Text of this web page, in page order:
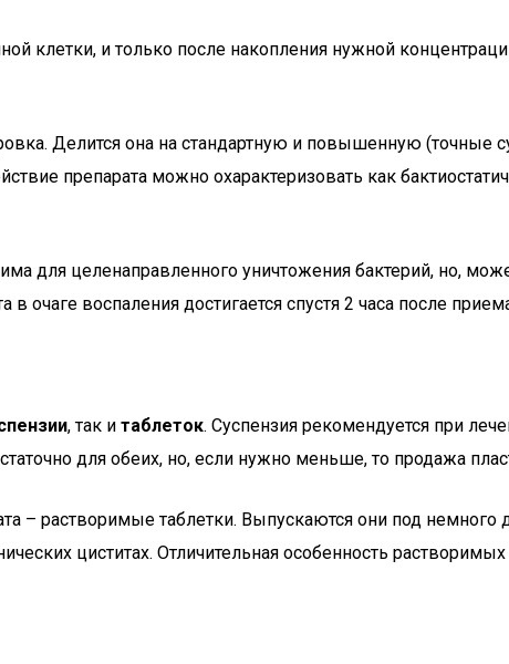
клетки, и только после накопления нужной
Делится она на стандартную и повышенную (точные
препарата можно охарактеризовать как
для целенаправленного уничтожения бактерий, но,
очаге воспаления достигается спустя 2 часа после
, так и таблеток. Суспензия рекомендуется при
для обеих, но, если нужно меньше, то продажа
– растворимые таблетки. Выпускаются они под
циститах. Отличительная особенность